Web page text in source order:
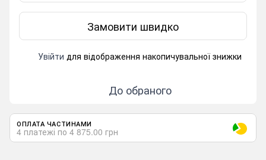
Замовити швидко
Увійти для відображення накопичувальної знижки
До обраного
ОПЛАТА ЧАСТИНАМИ
4 платежі по 4 875.00 грн